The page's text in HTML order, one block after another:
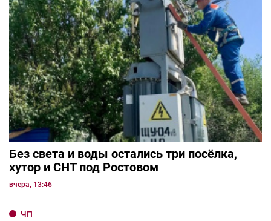
Без света и воды остались три посёлка,
хутор и СНТ под Ростовом
вчера, 13:46
ЧП